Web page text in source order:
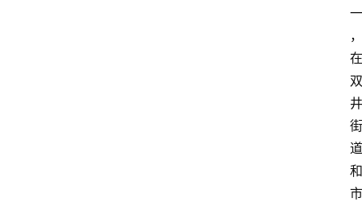
一
，
在
双
井
街
道
和
市